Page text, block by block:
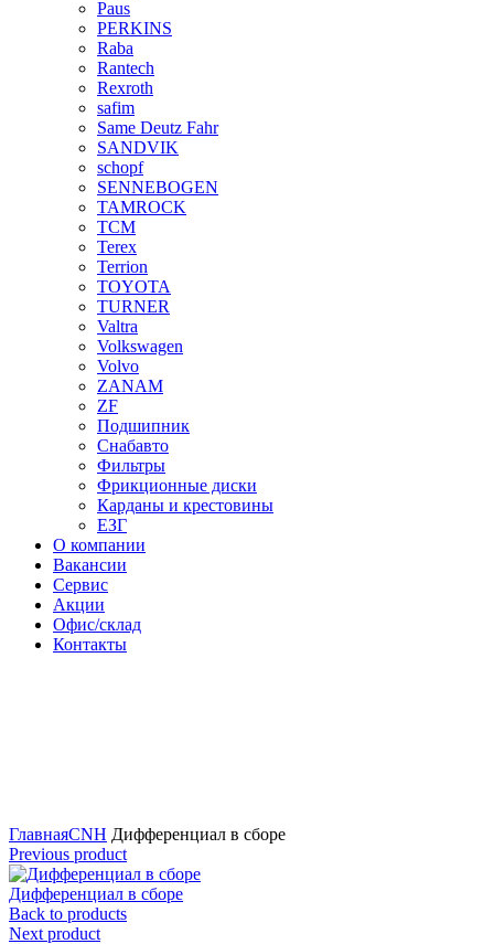
Paus
PERKINS
Raba
Rantech
Rexroth
safim
Same Deutz Fahr
SANDVIK
schopf
SENNEBOGEN
TAMROCK
TCM
Terex
Terrion
TOYOTA
TURNER
Valtra
Volkswagen
Volvo
ZANAM
ZF
Подшипник
Снабавто
Фильтры
Фрикционные диски
Карданы и крестовины
ЕЗГ
О компании
Вакансии
Сервис
Акции
Офис/склад
Контакты
ГлавнаяCNH Дифференциал в сборе
Previous product
Дифференциал в сборе
Back to products
Next product